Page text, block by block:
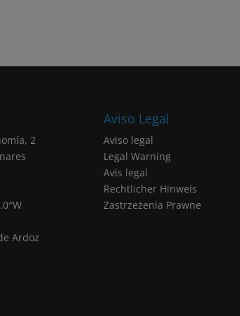
2
Ardoz
Aviso Legal
Aviso legal
Legal Warning
Avis legal
Rechtlicher Hinweis
Zastrzeżenia Prawne